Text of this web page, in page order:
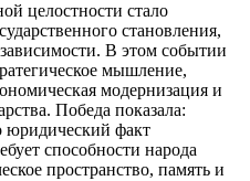
целостности стало
становления,
В этом событии
мышление,
модернизация и
Победа показала:
юридический факт
способности народа
пространство, память и